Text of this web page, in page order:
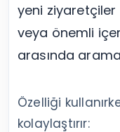
yeni ziyaretçiler
veya önemli
arasında
Özelliği
kolaylaştırır: